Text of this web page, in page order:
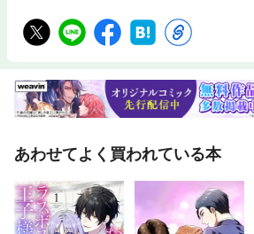
あわせてよく買われている本